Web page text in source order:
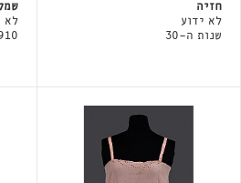
חזיה
לא ידוע
שנות ה-30
לא
1910